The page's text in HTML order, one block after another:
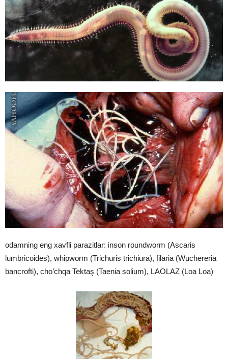
odamning eng xavfli parazitlar: inson roundworm (Ascaris
lumbricoides), whipworm (Trichuris trichiura), filaria (Wuchereria
bancrofti), cho’chqa Tektaş (Taenia solium), LAOLAZ (Loa Loa)